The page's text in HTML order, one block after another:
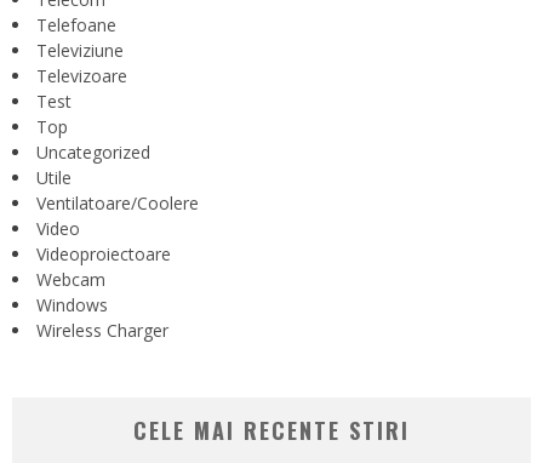
Telefoane
Televiziune
Televizoare
Test
Top
Uncategorized
Utile
Ventilatoare/Coolere
Video
Videoproiectoare
Webcam
Windows
Wireless Charger
CELE MAI RECENTE STIRI